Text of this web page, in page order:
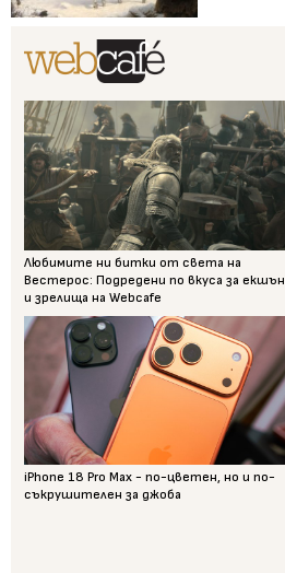
Любимите ни битки от света на
Вестерос: Подредени по вкуса за екшън
и зрелища на Webcafe
iPhone 18 Pro Max - по-цветен, но и по-
съкрушителен за джоба